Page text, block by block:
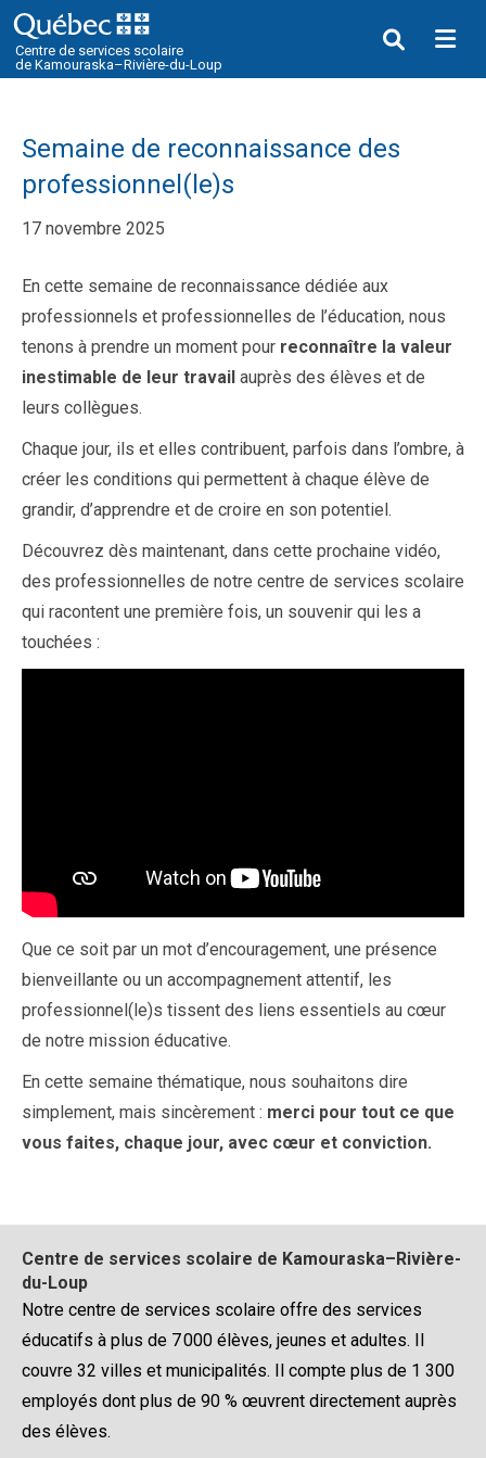
Semaine de reconnaissance des
professionnel(le)s
17 novembre 2025
En cette semaine de reconnaissance dédiée aux
professionnels et professionnelles de l’éducation, nous
tenons à prendre un moment pour reconnaître la valeur
inestimable de leur travail auprès des élèves et de
leurs collègues.
Chaque jour, ils et elles contribuent, parfois dans l’ombre, à
créer les conditions qui permettent à chaque élève de
grandir, d’apprendre et de croire en son potentiel.
Découvrez dès maintenant, dans cette prochaine vidéo,
des professionnelles de notre centre de services scolaire
qui racontent une première fois, un souvenir qui les a
touchées :
Que ce soit par un mot d’encouragement, une présence
bienveillante ou un accompagnement attentif, les
professionnel(le)s tissent des liens essentiels au cœur
de notre mission éducative.
En cette semaine thématique, nous souhaitons dire
simplement, mais sincèrement : merci pour tout ce que
vous faites, chaque jour, avec cœur et conviction.
Centre de services scolaire de Kamouraska–Rivière-
du-Loup
Notre centre de services scolaire offre des services
éducatifs à plus de 7 000 élèves, jeunes et adultes. Il
couvre 32 villes et municipalités. Il compte plus de 1 300
employés dont plus de 90 % œuvrent directement auprès
des élèves.
Centre de services scolaire
de Kamouraska–Rivière-du-Loup